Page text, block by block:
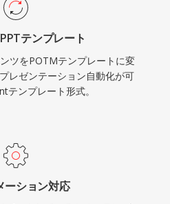
テンプレート
ツをPOTMテンプレートに変
レゼンテーション自動化が可
テンプレート形式。
ーション対応